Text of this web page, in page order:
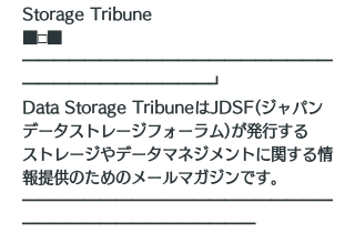
Storage Tribune
■□■
━━━━━━━━━━━━━━━━━━━━
━━━━━━━━━━━━┛
Data Storage TribuneはJDSF(ジャパン
データストレージフォーラム)が発行する
ストレージやデータマネジメントに関する情
報提供のためのメールマガジンです。
━━━━━━━━━━━━━━━━━━━━
━━━━━━━━━━━━━━━